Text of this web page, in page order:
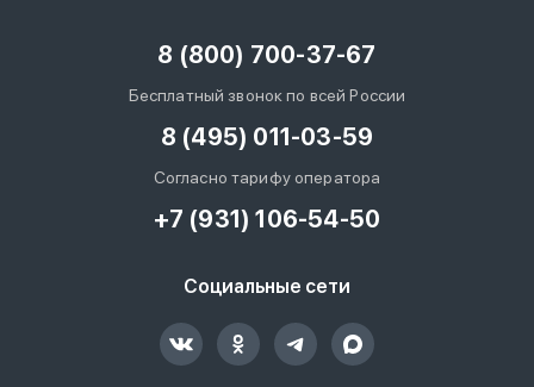
8 (800) 700-37-67
Бесплатный звонок по всей России
8 (495) 011-03-59
Согласно тарифу оператора
+7 (931) 106-54-50
Социальные сети
Войти под другим номером